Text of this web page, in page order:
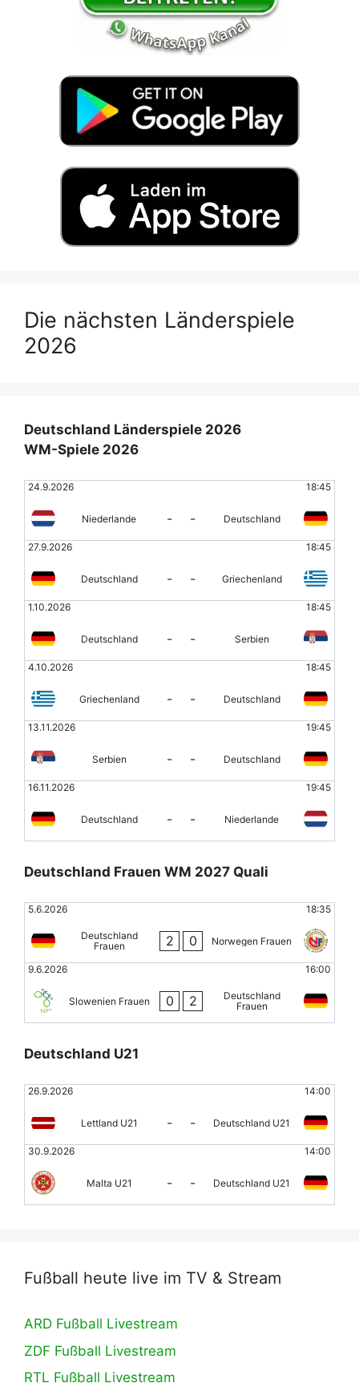
Die nächsten Länderspiele
2026
Deutschland Länderspiele 2026
WM-Spiele 2026
24.9.2026 18:45
Niederlande - - Deutschland
27.9.2026 18:45
Deutschland - - Griechenland
1.10.2026 18:45
Deutschland - - Serbien
4.10.2026 18:45
Griechenland - - Deutschland
13.11.2026 19:45
Serbien - - Deutschland
16.11.2026 19:45
Deutschland - - Niederlande
Deutschland Frauen WM 2027 Quali
5.6.2026 18:35
Deutschland
Frauen
2 0 Norwegen Frauen
9.6.2026 16:00
Slowenien Frauen 0 2
Deutschland
Frauen
Deutschland U21
26.9.2026 14:00
Lettland U21 - - Deutschland U21
30.9.2026 14:00
Malta U21 - - Deutschland U21
Fußball heute live im TV & Stream
ARD Fußball Livestream
ZDF Fußball Livestream
RTL Fußball Livestream